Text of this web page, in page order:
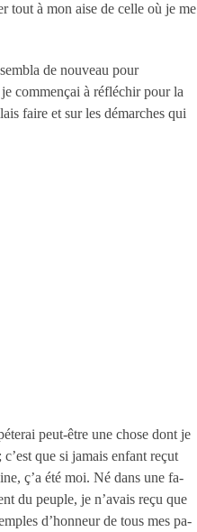
tout à mon aise de celle où je me
de nouveau pour
commençai à réfléchir pour la
faire et sur les démarches qui
peut-être une chose dont je
que si jamais enfant reçut
ç’a été moi. Né dans une fa-
du peuple, je n’avais reçu que
d’honneur de tous mes pa-